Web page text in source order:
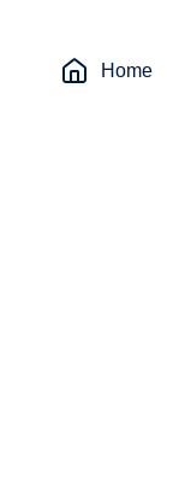
Home